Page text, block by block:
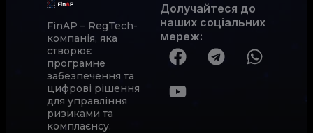
FinAP – RegTech-
компанія, яка
створює
програмне
забезпечення та
цифрові рішення
для управління
ризиками та
комплаєнсу.
Долучайтеся до
наших соціальних
мереж: